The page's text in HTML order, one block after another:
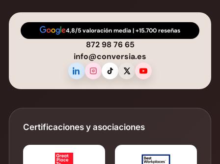
4,8/5 valoración media | +15.700 reseñas
872 98 76 65
info@conversia.es
Certificaciones y asociaciones